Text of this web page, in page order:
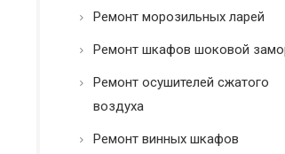
Ремонт морозильных ларей
Ремонт шкафов шоковой
Ремонт осушителей сжатого
воздуха
Ремонт винных шкафов